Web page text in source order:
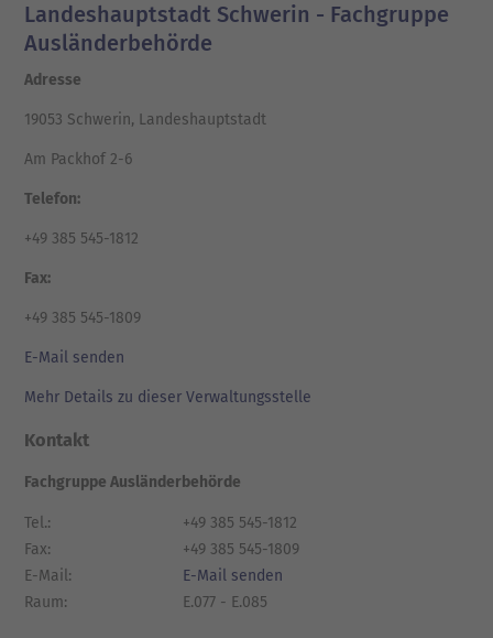
Landeshauptstadt Schwerin - Fachgruppe
Ausländerbehörde
Adresse
19053 Schwerin, Landeshauptstadt
Am Packhof 2-6
Telefon:
+49 385 545-1812
Fax:
+49 385 545-1809
E-Mail senden
Mehr Details zu dieser Verwaltungsstelle
Kontakt
Fachgruppe Ausländerbehörde
Tel.:
+49 385 545-1812
Fax:
+49 385 545-1809
E-Mail:
E-Mail senden
Raum:
E.077 - E.085